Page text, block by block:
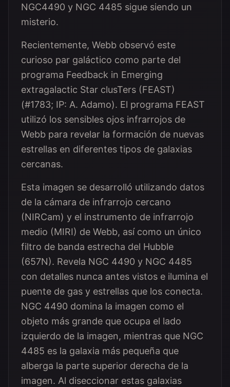
NGC4490 y NGC 4485 sigue siendo un
misterio.
Recientemente, Webb observó este
curioso par galáctico como parte del
programa Feedback in Emerging
extragalactic Star clusTers (FEAST)
(#1783; IP: A. Adamo). El programa FEAST
utilizó los sensibles ojos infrarrojos de
Webb para revelar la formación de nuevas
estrellas en diferentes tipos de galaxias
cercanas.
Esta imagen se desarrolló utilizando datos
de la cámara de infrarrojo cercano
(NIRCam) y el instrumento de infrarrojo
medio (MIRI) de Webb, así como un único
filtro de banda estrecha del Hubble
(657N). Revela NGC 4490 y NGC 4485
con detalles nunca antes vistos e ilumina el
puente de gas y estrellas que los conecta.
NGC 4490 domina la imagen como el
objeto más grande que ocupa el lado
izquierdo de la imagen, mientras que NGC
4485 es la galaxia más pequeña que
alberga la parte superior derecha de la
imagen. Al diseccionar estas galaxias